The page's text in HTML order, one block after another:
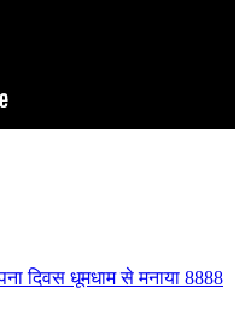
दिवस धूमधाम से मनाया 8888